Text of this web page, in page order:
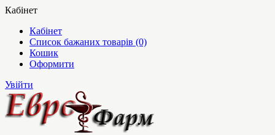
Кабінет
Кабінет
Список бажаних товарів (0)
Кошик
Оформити
Увійти